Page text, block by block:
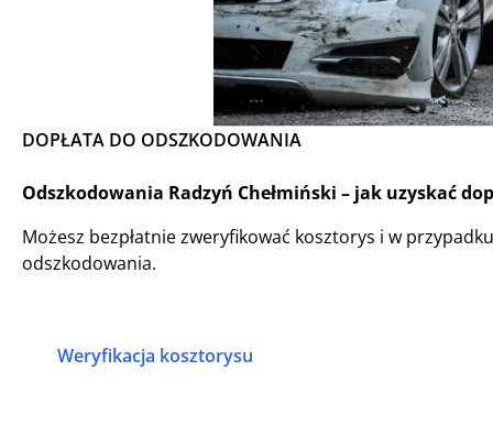
DOPŁATA DO ODSZKODOWANIA
Odszkodowania Radzyń Chełmiński – jak uzyskać
Możesz bezpłatnie zweryfikować kosztorys i w
odszkodowania.
Weryfikacja kosztorysu